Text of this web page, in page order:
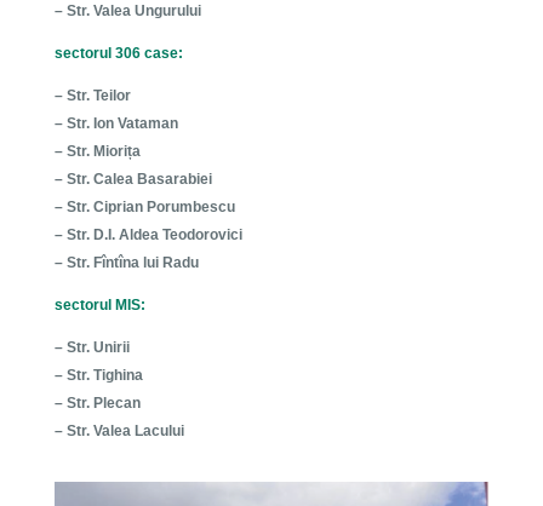
– Str. Valea Ungurului
sectorul 306 case:
– Str. Teilor
– Str. Ion Vataman
– Str. Miorița
– Str. Calea Basarabiei
– Str. Ciprian Porumbescu
– Str. D.I. Aldea Teodorovici
– Str. Fîntîna lui Radu
sectorul MIS:
– Str. Unirii
– Str. Tighina
– Str. Plecan
– Str. Valea Lacului